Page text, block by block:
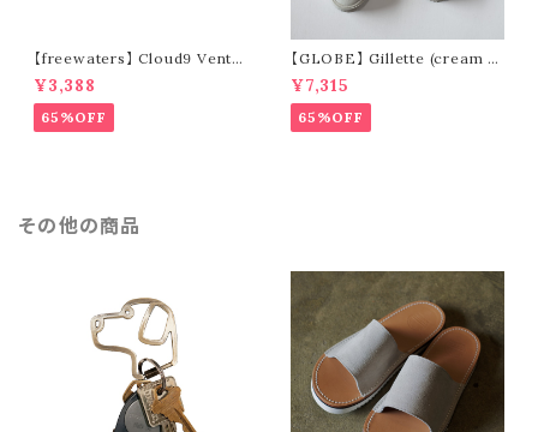
【freewaters】 Cloud9 Ventu
re - Lace Up (brown)
¥3,388
65%OFF
【GLOBE】 Gillette (cream /
pomegranate)
¥7,315
65%OFF
その他の商品